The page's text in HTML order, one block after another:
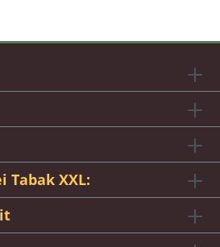
Tabak XXL: